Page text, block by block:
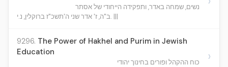
נשים, שמחה באדר, ותפקידה הייחודי של אסתר
ב"ה, ז' אדר שני ה'תשכ"ז ברוקלין, נ.י. |||
9296. The Power of Hakhel and Purim in Jewish
Education
כוח ההקהל ופורים בחינוך יהודי
›